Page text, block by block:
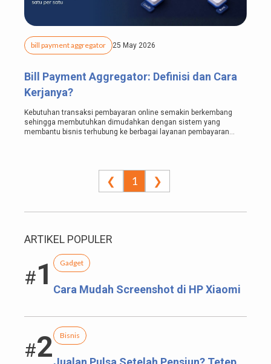
bill payment aggregator 25 May 2026
Bill Payment Aggregator: Definisi dan Cara
Kerjanya?
Kebutuhan transaksi pembayaran online semakin berkembang
sehingga membutuhkan dimudahkan dengan sistem yang
membantu bisnis terhubung ke berbagai layanan pembayaran
❮ 1 ❯
ARTIKEL POPULER
#1 Gadget
Cara Mudah Screenshot di HP Xiaomi
#2 Bisnis